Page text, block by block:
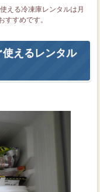
える冷凍庫レンタルは月
すめです。
えるレンタル